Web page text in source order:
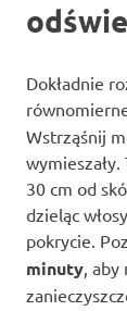
Dokładnie
Wstrząśnij
30 cm od
dzieląc
pokrycie.
minuty, aby